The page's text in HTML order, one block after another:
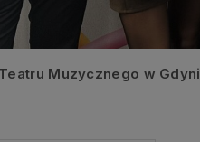
Muzycznego w Gdyni